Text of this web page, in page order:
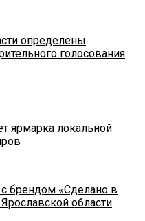
определены
голосования
ярмарка локальной
брендом «Сделано в
области